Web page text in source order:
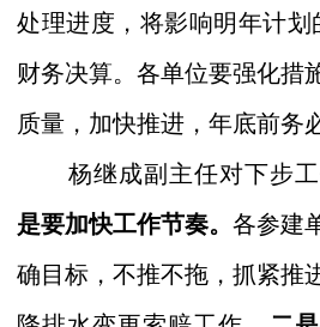
处理进度，将影响明年计划
财务决算。各单位要强化措
质量，加快推进，年底前务
杨继成副主任对下步
是要加快工作节奏。 各参建
确目标，不推不拖，抓紧推